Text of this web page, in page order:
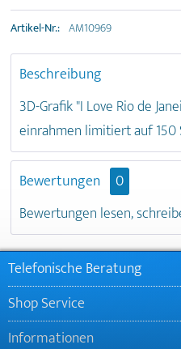
Artikel-Nr.: AM10969
Beschreibung
3D-Grafik "I Love Rio de
einrahmen limitiert auf 150
Bewertungen
0
Bewertungen lesen,
Telefonische Beratung
Shop Service
Informationen